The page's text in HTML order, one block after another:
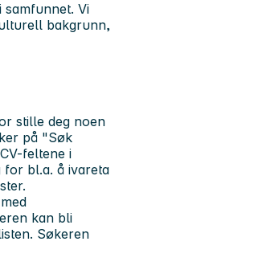
samfunnet. Vi
bakgrunn,
stille deg noen
på "Søk
feltene i
for bl.a. å ivareta
kan bli
Søkeren